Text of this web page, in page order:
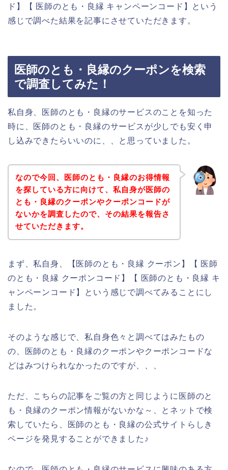
ド】【 医師のとも・良縁 キャンペーンコード】という
感じで調べた結果を記事にさせていただきます。
医師のとも・良縁のクーポンを検索
で調査してみた！
私自身、医師のとも・良縁のサービスのことを知った
時に、医師のとも・良縁のサービスが少しでも安く申
し込みできたらいいのに、、と思っていました。
なので今回、医師のとも・良縁のお得情報
を探している方に向けて、私自身が医師の
とも・良縁のクーポンやクーポンコードが
ないかを調査したので、その結果を報告さ
せていただきます。
まず、私自身、【医師のとも・良縁 クーポン】【 医師
のとも・良縁 クーポンコード】【 医師のとも・良縁 キ
ャンペーンコード】という感じで調べてみることにし
ました。
そのような感じで、私自身色々と調べてはみたもの
の、医師のとも・良縁のクーポンやクーポンコードな
どはみつけられなかったのですが、、、
ただ、こちらの記事をご覧の方と同じように医師のと
も・良縁のクーポン情報がないかな～、とネットで検
索していたら、医師のとも・良縁の公式サイトらしき
ページを発見することができました♪